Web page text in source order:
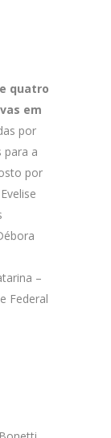
quatro
em
por
para a
por
–
Federal